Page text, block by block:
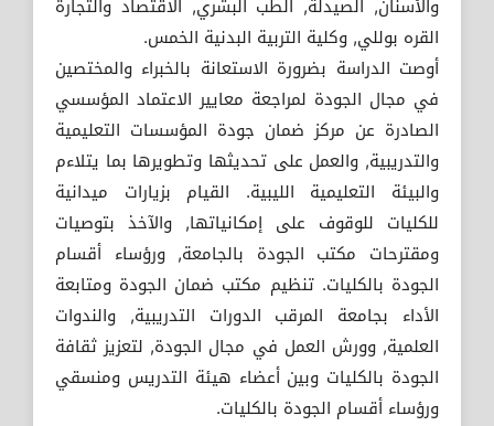
القره بوللي, وكلية التربية البدنية الخمس.
أوصت الدراسة بضرورة الاستعانة بالخبراء والمختصين
في مجال الجودة لمراجعة معايير الاعتماد المؤسسي
الصادرة عن مركز ضمان جودة المؤسسات التعليمية
والتدريبية, والعمل على تحديثها وتطويرها بما يتلاءم
والبيئة التعليمية الليبية. القيام بزيارات ميدانية
للكليات للوقوف على إمكانياتها, والآخذ بتوصيات
ومقترحات مكتب الجودة بالجامعة, ورؤساء أقسام
الجودة بالكليات. تنظيم مكتب ضمان الجودة ومتابعة
الأداء بجامعة المرقب الدورات التدريبية, والندوات
العلمية, وورش العمل في مجال الجودة, لتعزيز ثقافة
الجودة بالكليات وبين أعضاء هيئة التدريس ومنسقي
ورؤساء أقسام الجودة بالكليات.